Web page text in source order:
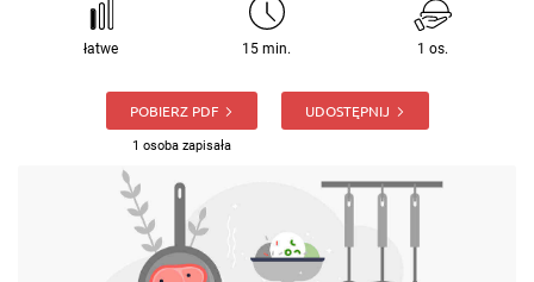
łatwe 15 min. 1 os.
POBIERZ PDF
1 osoba zapisała
UDOSTĘPNIJ